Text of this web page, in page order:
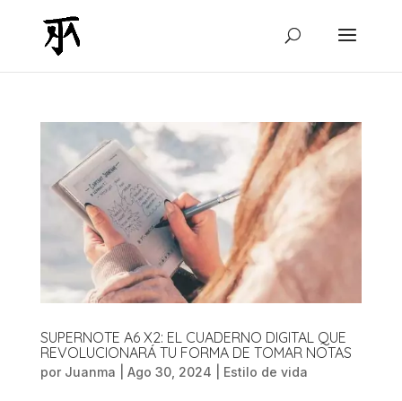
SUPERNOTE A6 X2: EL CUADERNO DIGITAL QUE
REVOLUCIONARÁ TU FORMA DE TOMAR NOTAS
por Juanma Ago 30, 2024 Estilo de vida